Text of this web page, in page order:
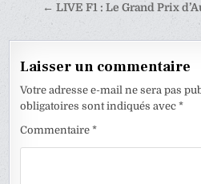
← LIVE F1 : Le Grand Prix
Laisser un commentaire
Votre adresse e-mail ne sera pas
obligatoires sont indiqués avec*
Commentaire*